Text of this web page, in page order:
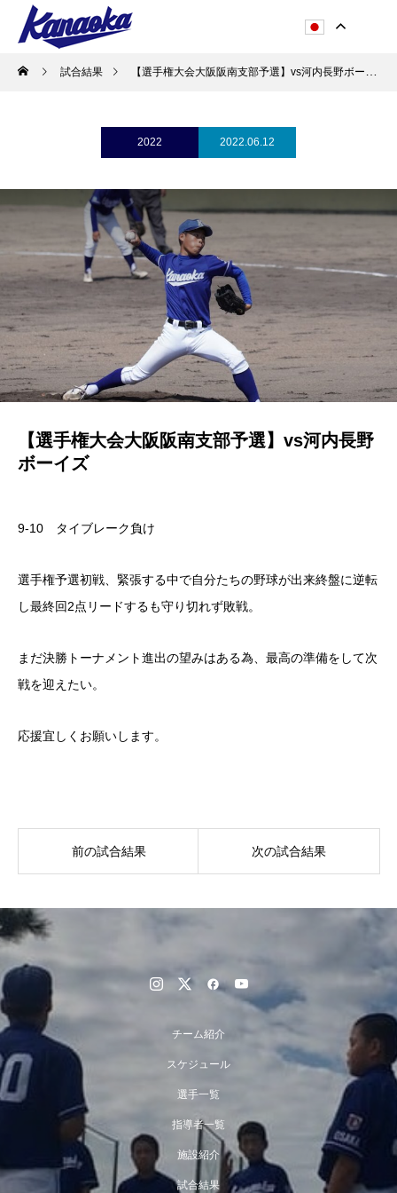
試合結果 【選手権大会大阪阪南支部予選】vs河内長野ボーイズ
2022 2022.06.12
【選手権大会大阪阪南支部予選】vs河内長野
ボーイズ
9-10 タイブレーク負け
選手権予選初戦、緊張する中で自分たちの野球が出来終盤に逆転
し最終回2点リードするも守り切れず敗戦。
まだ決勝トーナメント進出の望みはある為、最高の準備をして次
戦を迎えたい。
応援宜しくお願いします。
前の試合結果 次の試合結果
チーム紹介
スケジュール
選手一覧
指導者一覧
施設紹介
試合結果